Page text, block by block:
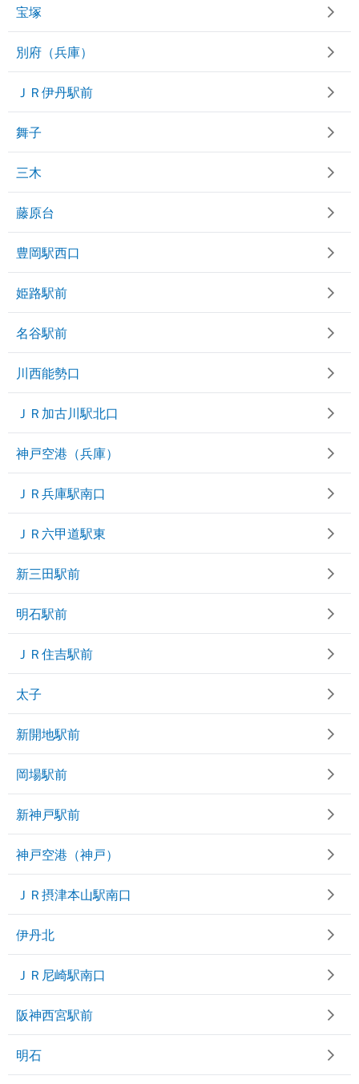
宝塚
別府（兵庫）
ＪＲ伊丹駅前
舞子
三木
藤原台
豊岡駅西口
姫路駅前
名谷駅前
川西能勢口
ＪＲ加古川駅北口
神戸空港（兵庫）
ＪＲ兵庫駅南口
ＪＲ六甲道駅東
新三田駅前
明石駅前
ＪＲ住吉駅前
太子
新開地駅前
岡場駅前
新神戸駅前
神戸空港（神戸）
ＪＲ摂津本山駅南口
伊丹北
ＪＲ尼崎駅南口
阪神西宮駅前
明石